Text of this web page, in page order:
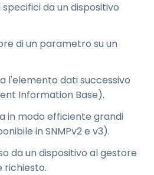
da un dispositivo
di un parametro su un
l'elemento dati successivo
Information Base).
in modo efficiente grandi
in SNMPv2 e v3).
da un dispositivo al gestore
richiesto.